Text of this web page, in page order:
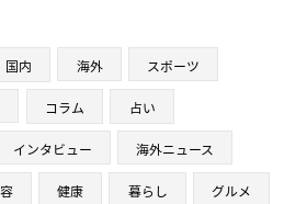
国内 海外 スポーツ
コラム 占い
インタビュー 海外ニュース
健康 暮らし グルメ